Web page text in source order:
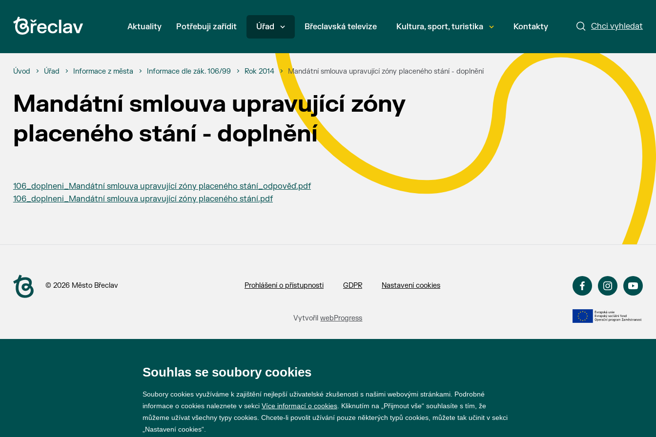
Chci vyhledat
Aktuality Potřebuji zařídit Úřad Břeclavská televize Kultura, sport, turistika Kontakty
Úvod Úřad Informace z města Informace dle zák. 106/99 Rok 2014 Mandátní smlouva upravující zóny placeného stání - doplnění
Mandátní smlouva upravující zóny
placeného stání - doplnění
106_doplneni_Mandátní smlouva upravující zóny placeného stání_odpověď.pdf
106_doplneni_Mandátní smlouva upravující zóny placeného stání.pdf
© 2026 Město Břeclav Prohlášení o přístupnosti GDPR Nastavení cookies
VytvořilwebProgress
Souhlas se soubory cookies
Soubory cookies využíváme k zajištění nejlepší uživatelské zkušenosti s našimi webovými stránkami. Podrobné
informace o cookies naleznete v sekci Více informací o cookies . Kliknutím na „Přijmout vše“ souhlasíte s tím, že
můžeme užívat všechny typy cookies. Chcete-li povolit užívání pouze některých typů cookies, můžete tak učinit v sekci
„Nastavení cookies“.